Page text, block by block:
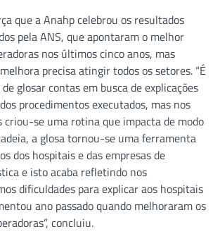
que a Anahp celebrou os resultados
pela ANS, que apontaram o melhor
nos últimos cinco anos, mas
precisa atingir todos os setores. “É
glosar contas em busca de explicações
procedimentos executados, mas nos
se uma rotina que impacta de modo
a glosa tornou-se uma ferramenta
dos hospitais e das empresas de
e isto acaba refletindo nos
dificuldades para explicar aos hospitais
ano passado quando melhoraram os
concluiu.